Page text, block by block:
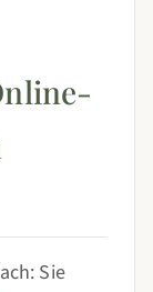
Sie